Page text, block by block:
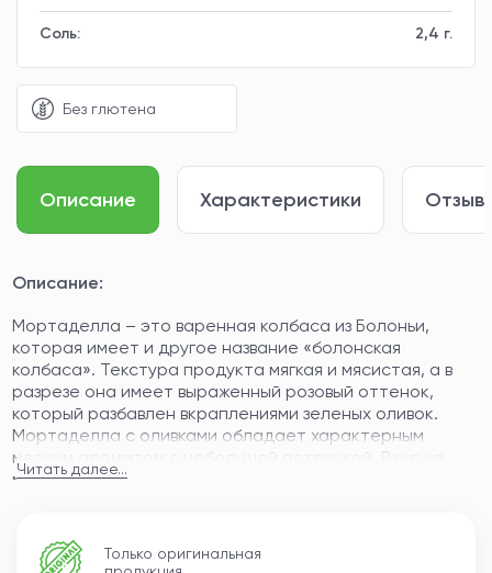
Соль: 2,4 г.
Без глютена
Описание Характеристики
Описание:
Мортаделла – это варенная колбаса из Болоньи,
которая имеет и другое название «болонская
колбаса». Текстура продукта мягкая и мясистая, а в
разрезе она имеет выраженный розовый оттенок,
который разбавлен вкраплениями зеленых оливок.
Мортаделла с оливками обладает характерным
мясным ароматом с небольшой остринкой. Вкус не
менее обворожительный, чем запах, что и привлекает
дополнением повседневного меню.
Читать далее...
Только оригинальная